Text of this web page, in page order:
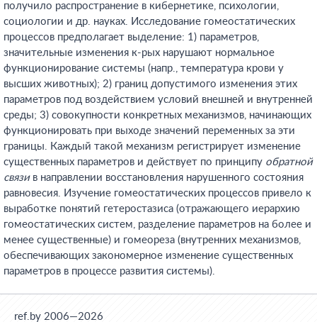
получило распространение в кибернетике, психологии,
социологии и др. науках. Исследование гомеостатических
процессов предполагает выделение: 1) параметров,
значительные изменения к-рых нарушают нормальное
функционирование системы (напр., температура крови у
высших животных); 2) границ допустимого изменения этих
параметров под воздействием условий внешней и внутренней
среды; 3) совокупности конкретных механизмов, начинающих
функционировать при выходе значений переменных за эти
границы. Каждый такой механизм регистрирует изменение
существенных параметров и действует по принципу обратной
связив направлении восстановления нарушенного состояния
равновесия. Изучение гомеостатических процессов привело к
выработке понятий гетеростазиса (отражающего иерархию
гомеостатических систем, разделение параметров на более и
менее существенные) и гомеореза (внутренних механизмов,
обеспечивающих закономерное изменение существенных
параметров в процессе развития системы).
ref.by 2006—2026